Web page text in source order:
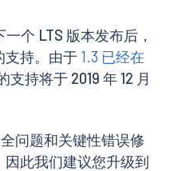
一个 LTS 版本发布后，
支持。由于 1.3 已经在
支持将于 2019 年 12 月
问题和关键性错误修
因此我们建议您升级到